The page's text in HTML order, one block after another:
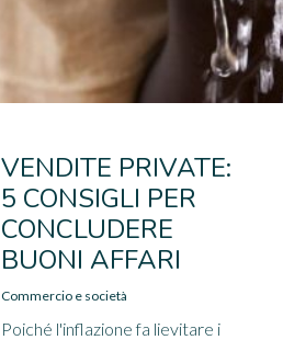
VENDITE PRIVATE:
5 CONSIGLI PER
CONCLUDERE
BUONI AFFARI
Commercio e società
Poiché l'inflazione fa lievitare i